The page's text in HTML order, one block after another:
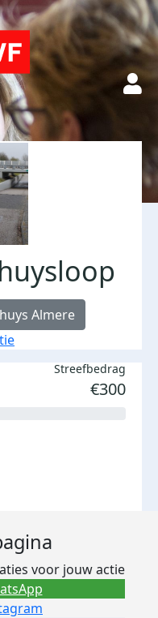
Almere
Streefbedrag
€300
voor jouw actie